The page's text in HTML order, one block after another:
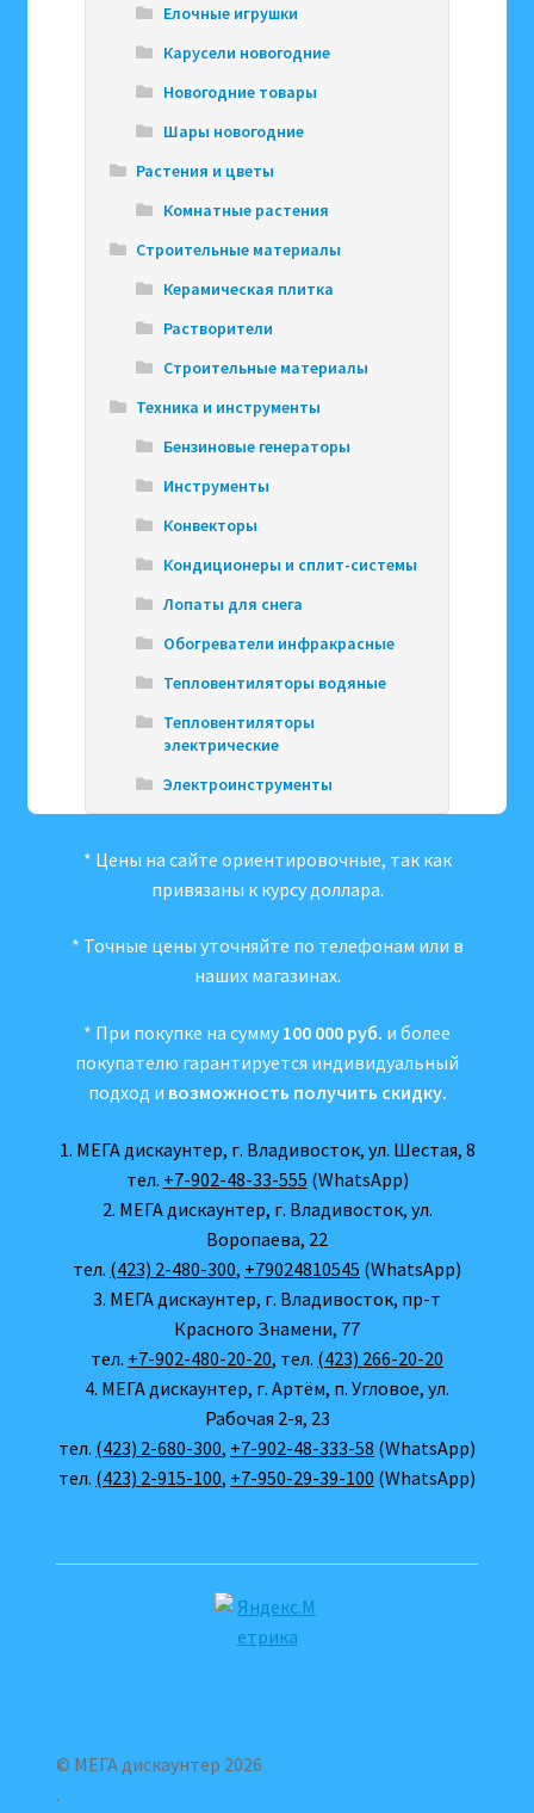
Елочные игрушки
Карусели новогодние
Новогодние товары
Шары новогодние
Растения и цветы
Комнатные растения
Строительные материалы
Керамическая плитка
Растворители
Строительные материалы
Техника и инструменты
Бензиновые генераторы
Инструменты
Конвекторы
Кондиционеры и сплит-системы
Лопаты для снега
Обогреватели инфракрасные
Тепловентиляторы водяные
Тепловентиляторы
электрические
Электроинструменты
* Цены на сайте ориентировочные, так как
привязаны к курсу доллара.
* Точные цены уточняйте по телефонам или в
наших магазинах.
* При покупке на сумму 100 000 руб. и более
покупателю гарантируется индивидуальный
подход и возможность получить скидку.
1. МЕГА дискаунтер, г. Владивосток, ул. Шестая, 8
тел. +7-902-48-33-555 (WhatsApp)
2. МЕГА дискаунтер, г. Владивосток, ул.
Воропаева, 22
тел. (423) 2-480-300, +79024810545 (WhatsApp)
3. МЕГА дискаунтер, г. Владивосток, пр-т
Красного Знамени, 77
тел. +7-902-480-20-20, тел. (423) 266-20-20
4. МЕГА дискаунтер, г. Артём, п. Угловое, ул.
Рабочая 2-я, 23
тел. (423) 2-680-300, +7-902-48-333-58 (WhatsApp)
тел. (423) 2-915-100, +7-950-29-39-100 (WhatsApp)
© МЕГА дискаунтер 2026
.